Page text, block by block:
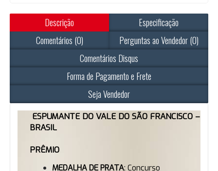
Descrição
Especificação
Comentários (0)
Perguntas ao Vendedor (0)
Comentários Disqus
Forma de Pagamento e Frete
Seja Vendedor
ESPUMANTE DO VALE DO SÃO FRANCISCO –
BRASIL
PRÊMIO
MEDALHA DE PRATA: Concurso